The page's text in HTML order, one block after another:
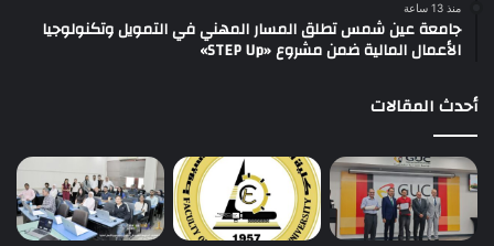
منذ 13 ساعة
جامعة عين شمس تطلق المسار المهني في التمويل وتكنولوجيا
الأعمال المالية ضمن مشروع «STEP Up»
أحدث المقالات